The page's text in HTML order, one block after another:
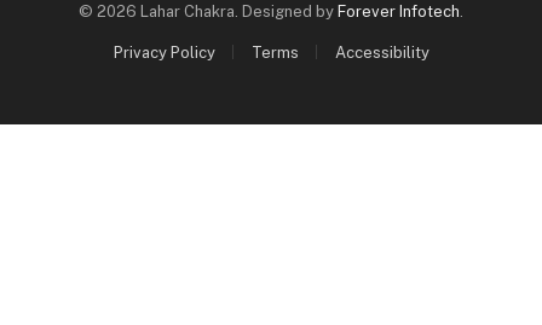
© 2026 Lahar Chakra. Designed by Forever Infotech
Privacy Policy Terms Accessibility